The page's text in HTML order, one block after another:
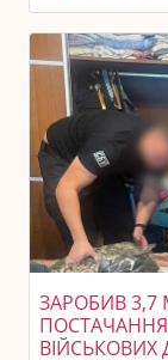
ЗАРОБИВ 3,7
ВІЙСЬКОВИХ